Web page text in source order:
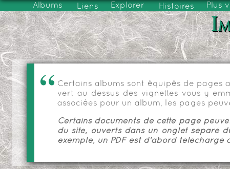
Albums Liens Explorer Histoires Plus
Certains albums sont équipés de pages
vert au dessus des vignettes vous y
associées pour un album, les pages
Certains documents de cette page
du site, ouverts dans un onglet séparé
exemple, un PDF est d'abord téléchargé